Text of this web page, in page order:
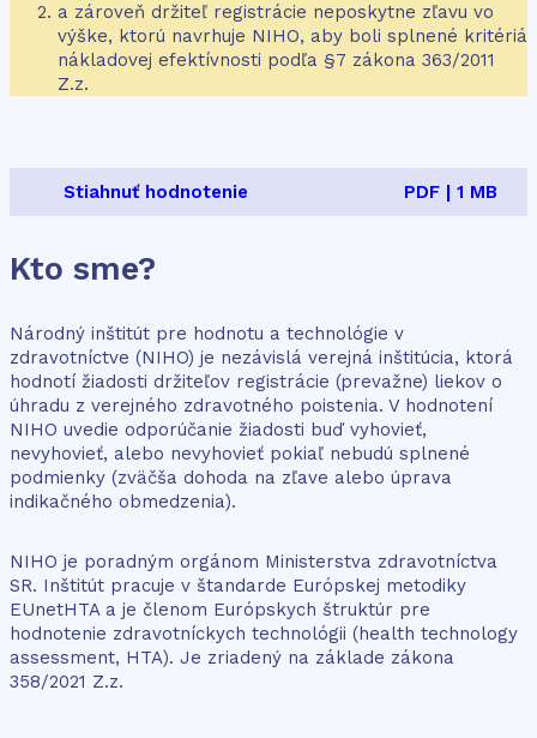
a zároveň držiteľ registrácie neposkytne zľavu vo
výške, ktorú navrhuje NIHO, aby boli splnené kritériá
nákladovej efektívnosti podľa §7 zákona 363/2011
Z.z.
Stiahnuť hodnotenie PDF | 1 MB
Kto sme?
Národný inštitút pre hodnotu a technológie v
zdravotníctve (NIHO) je nezávislá verejná inštitúcia, ktorá
hodnotí žiadosti držiteľov registrácie (prevažne) liekov o
úhradu z verejného zdravotného poistenia. V hodnotení
NIHO uvedie odporúčanie žiadosti buď vyhovieť,
nevyhovieť, alebo nevyhovieť pokiaľ nebudú splnené
podmienky (zväčša dohoda na zľave alebo úprava
indikačného obmedzenia).
NIHO je poradným orgánom Ministerstva zdravotníctva
SR. Inštitút pracuje v štandarde Európskej metodiky
EUnetHTA a je členom Európskych štruktúr pre
hodnotenie zdravotníckych technológii (health technology
assessment, HTA). Je zriadený na základe zákona
358/2021 Z.z.